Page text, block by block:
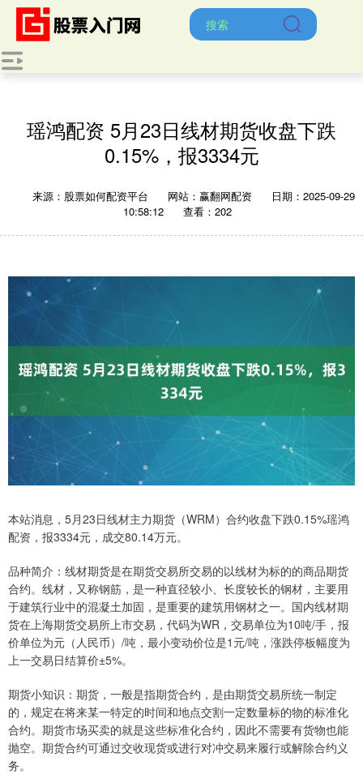
瑶鸿配资 5月23日线材期货收盘下跌
0.15%，报3334元
来源：股票如何配资平台 网站：赢翻网配资
日期：2025-09-29
10:58:12
查看：202
本站消息，5月23日线材主力期货（WRM）合约收盘下跌0.15%瑶鸿
配资，报3334元，成交80.14万元。
品种简介：线材期货是在期货交易所交易的以线材为标的的商品期货
合约。线材，又称钢筋，是一种直径较小、长度较长的钢材，主要用
于建筑行业中的混凝土加固，是重要的建筑用钢材之一。国内线材期
货在上海期货交易所上市交易，代码为WR，交易单位为10吨/手，报
价单位为元（人民币）/吨，最小变动价位是1元/吨，涨跌停板幅度为
上一交易日结算价±5%。
期货小知识：期货，一般是指期货合约，是由期货交易所统一制定
的，规定在将来某一特定的时间和地点交割一定数量标的物的标准化
合约。期货市场买卖的就是这些标准化合约，因此不需要有货物也能
抛空。期货合约可通过交收现货或进行对冲交易来履行或解除合约义
务。